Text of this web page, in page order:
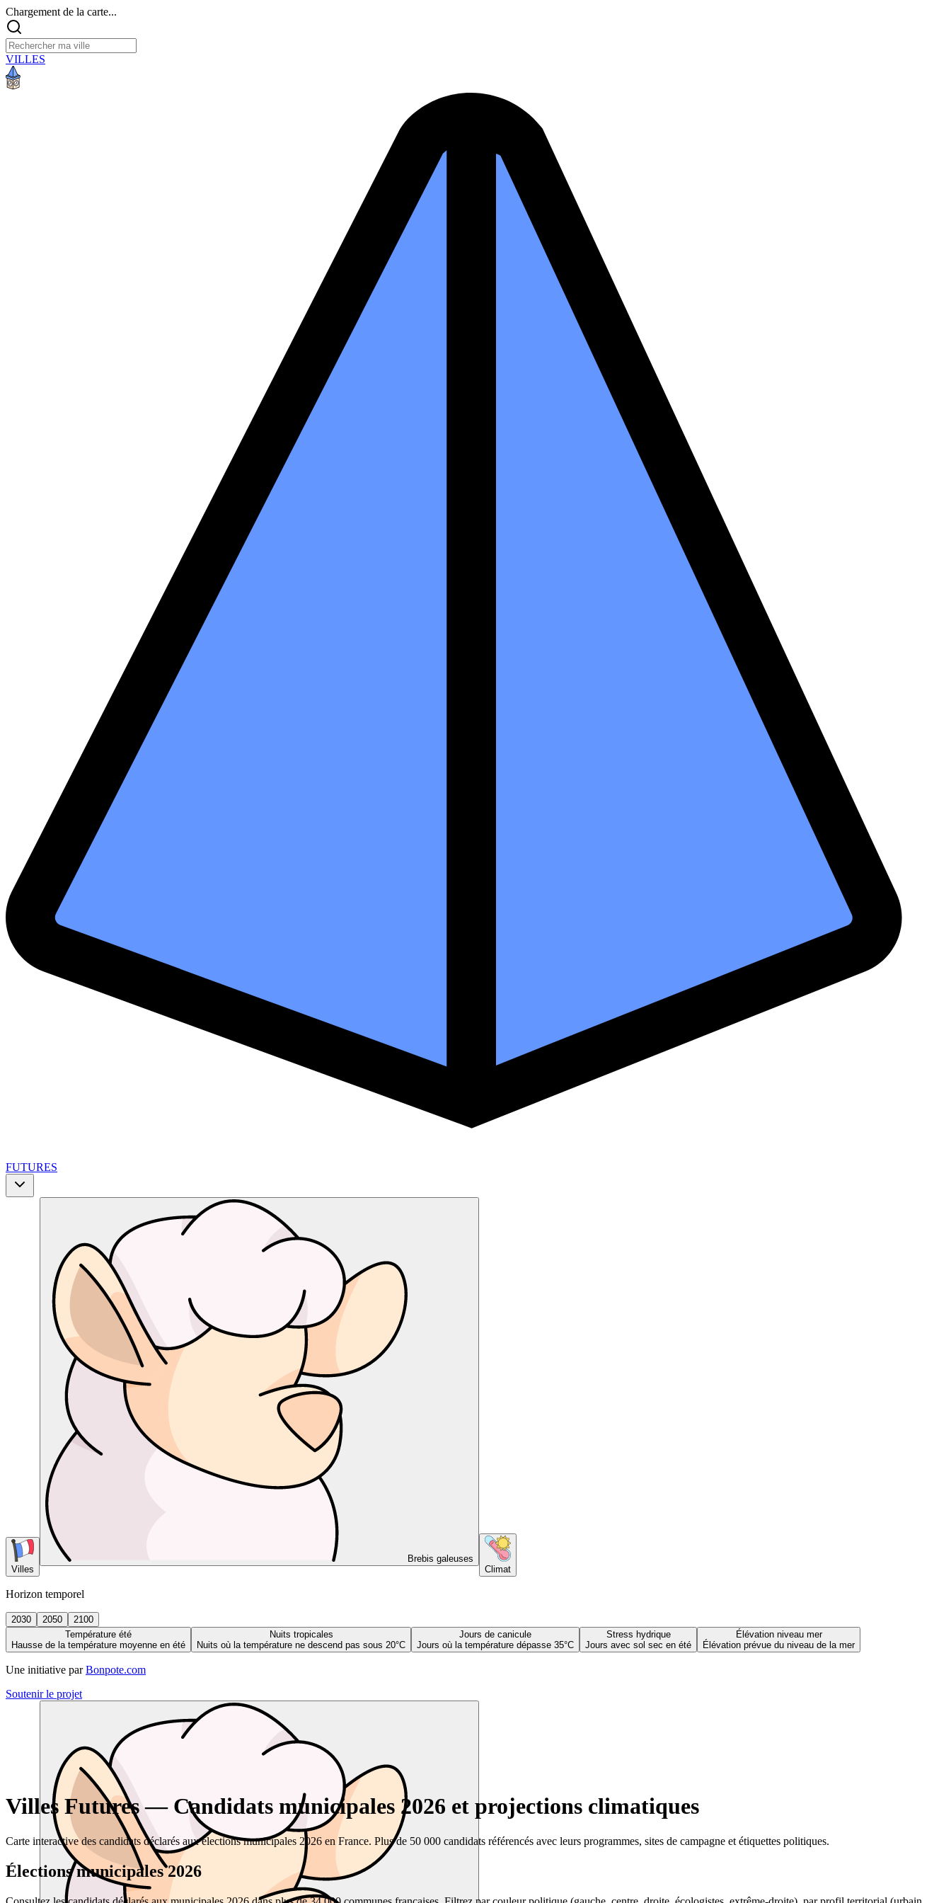
Chargement de la carte...
VILLES
FUTURES
Villes
Brebis galeuses
Climat
Horizon temporel
2030 2050
2100
Température été
Hausse de la température moyenne en été
Nuits tropicales
Nuits où la température ne descend pas sous 20°C
Jours de canicule
Jours où la température dépasse 35°C
Stress hydrique
Jours avec sol sec en été
Élévation niveau mer
Élévation prévue du niveau de la mer
Une initiative par Bonpote.com
Soutenir le projet
Villes Futures — Candidats municipales 2026 et projections climatiques
Carte interactive des candidats déclarés aux élections municipales 2026 en France. Plus de 50 000 candidats référencés avec leurs programmes, sites de campagne et étiquettes politiques.
Élections municipales 2026